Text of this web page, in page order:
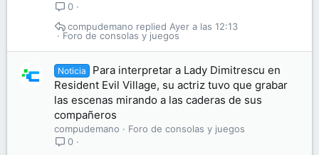
0
Foro de consolas y juegos
Ayer a las 12:13
compudemano
Noticia
Para interpretar a Lady Dimitrescu en
Resident Evil Village, su actriz tuvo que grabar
las escenas mirando a las caderas de sus
compañeros
compudemano
Foro de consolas y juegos
0